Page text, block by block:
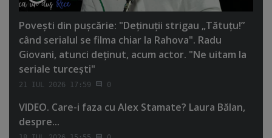
Poveşti din puşcărie: "Deţinuţii strigau „Tătuţu!”
când serialul se filma chiar la Rahova". Radu
Giovani, atunci deţinut, acum actor. "Ne uitam la
seriale turceşti"
21 IUL 2026 17:59 0
VIDEO. Care-i faza cu Alex Stamate? Laura Bălan,
despre...